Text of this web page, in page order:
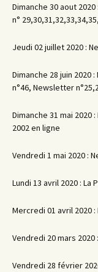
Dimanche 30 aout
n°
Jeudi 02 juillet 2020 :
Dimanche 28 juin 2020
n°46, Newsletter
Dimanche 31 mai 2020
2002 en ligne
Vendredi 1 mai 2020 :
Lundi 13 avril 2020 : La
Mercredi 01 avril 2020
Vendredi 20 mars
Vendredi 28 février